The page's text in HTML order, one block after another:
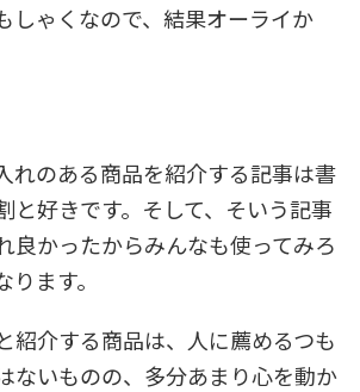
しゃくなので、結果オーライか
れのある商品を紹介する記事は書
と好きです。そして、そいう記事
良かったからみんなも使ってみろ
ます。
紹介する商品は、人に薦めるつも
ないものの、多分あまり心を動か